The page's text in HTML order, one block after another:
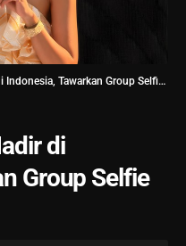
Tawarkan Group Selfie Lebih Baik
di
Group Selfie